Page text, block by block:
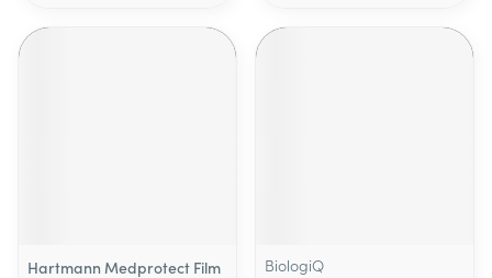
Hartmann Medprotect Film
BiologiQ